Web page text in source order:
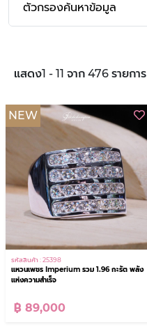
ตัวกรองค้นหาข้อมูล
แสดง1 - 11 จาก 476 รายการ
NEW
รหัสสินค้า : 25398
แหวนเพชร Imperium รวม 1.96 กะรัต พลัง
แห่งความสำเร็จ
฿ 89,000